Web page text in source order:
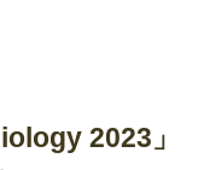
2023」